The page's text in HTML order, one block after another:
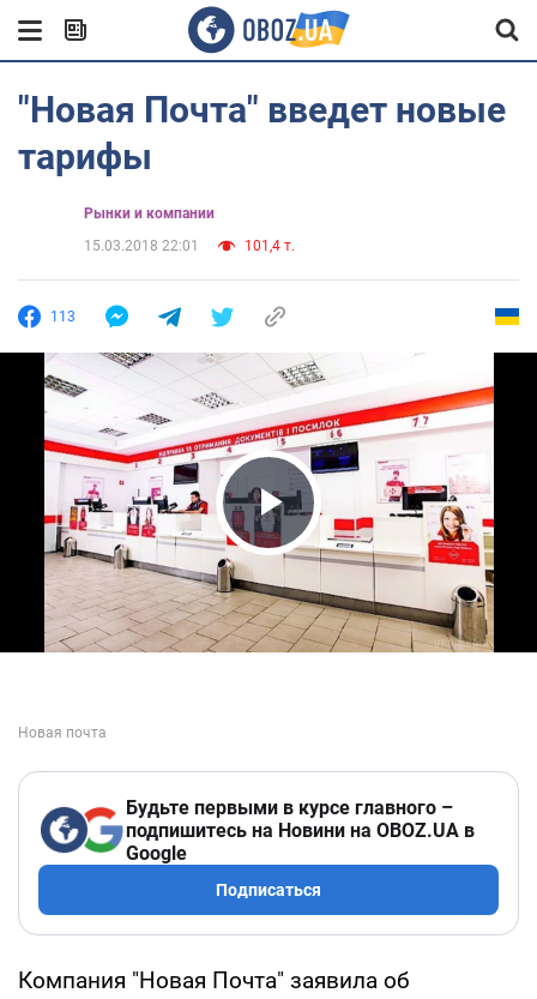
"Новая Почта" введет новые
тарифы
Рынки и компании
15.03.2018 22:01
101,4 т.
113
Play Video
Будьте первыми в курсе главного –
подпишитесь на Новини на OBOZ.UA в
Google
Подписаться
Компания "Новая Почта" заявила об